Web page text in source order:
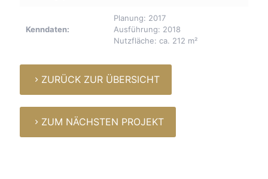
Kenndaten:
Planung: 2017
Ausführung: 2018
Nutzfläche: ca. 212 m²
ZURÜCK ZUR ÜBERSICHT
ZUM NÄCHSTEN PROJEKT